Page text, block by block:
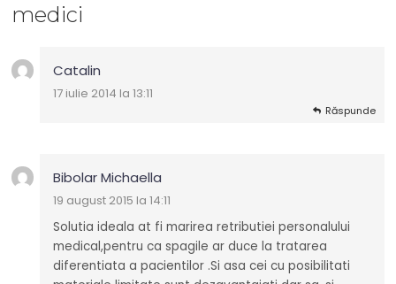
medici
Catalin
17 iulie 2014 la 13:11
Răspunde
Bibolar Michaella
19 august 2015 la 14:11
Solutia ideala at fi marirea retributiei personalului
medical,pentru ca spagile ar duce la tratarea
diferentiata a pacientilor .Si asa cei cu posibilitati